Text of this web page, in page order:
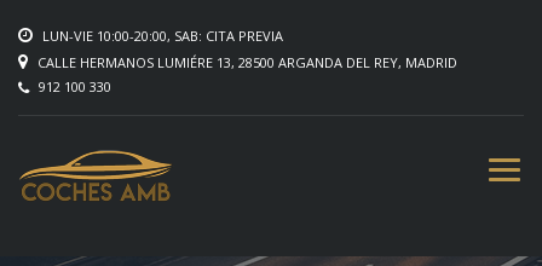
LUN-VIE 10:00-20:00, SAB: CITA PREVIA
CALLE HERMANOS LUMIÉRE 13, 28500 ARGANDA DEL REY, MADRID
912 100 330